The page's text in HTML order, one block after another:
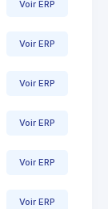
Voir ERP
Voir ERP
Voir ERP
Voir ERP
Voir ERP
Voir ERP